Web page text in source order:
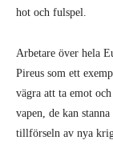
hot och fulspel.
Arbetare över hela
Pireus som ett
vägra att ta emot
vapen, de kan
tillförseln av nya